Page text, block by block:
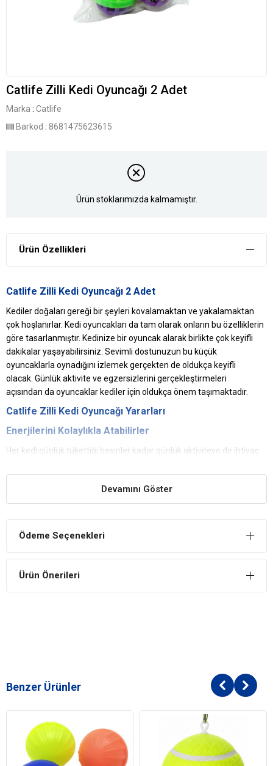
Catlife Zilli Kedi Oyuncağı 2 Adet
Marka : Catlife
Barkod : 8681475623615
Ürün stoklarımızda kalmamıştır.
Ürün Özellikleri
Catlife Zilli Kedi Oyuncağı 2 Adet
Kediler doğaları gereği bir şeyleri kovalamaktan ve yakalamaktan
çok hoşlanırlar. Kedi oyuncakları da tam olarak onların bu özelliklerin
göre tasarlanmıştır. Kedinize bir oyuncak alarak birlikte çok keyifli
dakikalar yaşayabilirsiniz. Sevimli dostunuzun bu küçük
oyuncaklarla oynadığını izlemek gerçekten de oldukça keyifli
olacak. Günlük aktivite ve egzersizlerini gerçekleştirmeleri
açısından da oyuncaklar kediler için oldukça önem taşımaktadır.
Catlife Zilli Kedi Oyuncağı Yararları
Enerjilerini Kolaylıkla Atabilirler
Her kedi günlük tükettiği besinler kadar günlük aktiviteye de ihtiyaç
Kedinizi eğitirken keti otu oldukça kolaylık sağlayacaktır. Kediler bu
davranışlar konusunda kolaylıkla eğitebilirsiniz.
Özellikle yetişkin ve kısır kedilerin günlük aktivite düzeyleri düşer ve
bu durum kilo almalarına sebep olur. İlgisini çekebilecek oyuncaklar
Devamını Göster
Ödeme Seçenekleri
Ürün Önerileri
Benzer Ürünler